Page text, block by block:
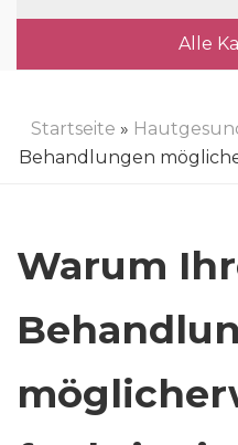
Alle
Startseite »
Behandlungen
Warum